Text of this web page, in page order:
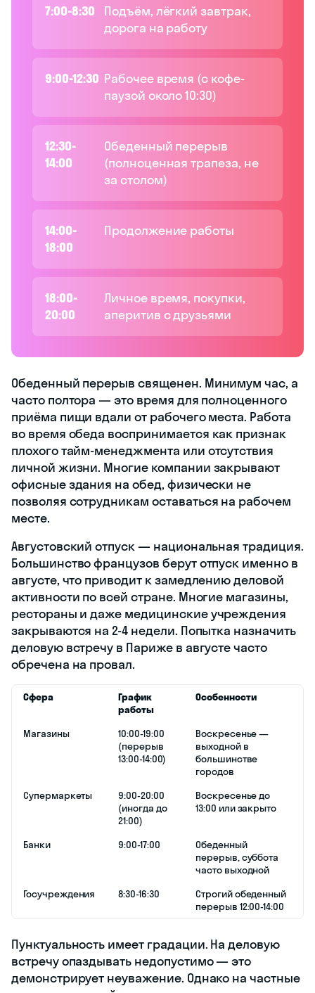
7:00-8:30
Подъём, лёгкий завтрак,
дорога на работу
9:00-12:30 Рабочее время (с кофе-
паузой около 10:30)
12:30-
14:00
Обеденный перерыв
(полноценная трапеза, не
за столом)
14:00-
18:00
Продолжение работы
18:00-
20:00
Личное время, покупки,
аперитив с друзьями
Обеденный перерыв священен. Минимум час, а
часто полтора — это время для полноценного
приёма пищи вдали от рабочего места. Работа
во время обеда воспринимается как признак
плохого тайм-менеджмента или отсутствия
личной жизни. Многие компании закрывают
офисные здания на обед, физически не
позволяя сотрудникам оставаться на рабочем
месте.
Августовский отпуск — национальная традиция.
Большинство французов берут отпуск именно в
августе, что приводит к замедлению деловой
активности по всей стране. Многие магазины,
рестораны и даже медицинские учреждения
закрываются на 2-4 недели. Попытка назначить
деловую встречу в Париже в августе часто
обречена на провал.
Сфера
График
работы
Особенности
Магазины
10:00-19:00
(перерыв
13:00-14:00)
Воскресенье —
выходной в
большинстве
городов
Супермаркеты
9:00-20:00
(иногда до
21:00)
Воскресенье до
13:00 или закрыто
Банки 9:00-17:00
Обеденный
перерыв, суббота
часто выходной
Госучреждения
8:30-16:30
Строгий обеденный
перерыв 12:00-14:00
Пунктуальность имеет градации. На деловую
встречу опаздывать недопустимо — это
демонстрирует неуважение. Однако на частные